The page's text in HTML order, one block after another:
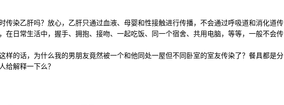
传染乙肝吗？放心，乙肝只通过血液、母婴和性接触进行传播，不会通过呼吸道和消化道传
在日常生活中，握手、拥抱、接吻、一起吃饭、同一个宿舍、共用电脑，等等，一般不会传
样的话，为什么我的男朋友竟然被一个和他同处一屋但不同卧室的室友传染了？餐具都是分
给解释一下么？